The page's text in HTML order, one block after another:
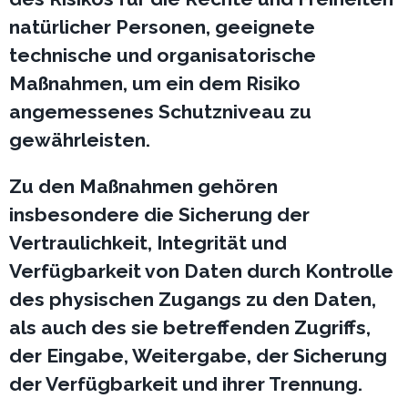
natürlicher Personen, geeignete
technische und organisatorische
Maßnahmen, um ein dem Risiko
angemessenes Schutzniveau zu
gewährleisten.
Zu den Maßnahmen gehören
insbesondere die Sicherung der
Vertraulichkeit, Integrität und
Verfügbarkeit von Daten durch Kontrolle
des physischen Zugangs zu den Daten,
als auch des sie betreffenden Zugriffs,
der Eingabe, Weitergabe, der Sicherung
der Verfügbarkeit und ihrer Trennung.